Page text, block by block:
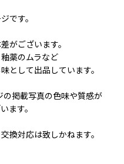
です。
がございます。
薬のムラなど
として出品しています。
掲載写真の色味や質感が
ます。
換対応は致しかねます。